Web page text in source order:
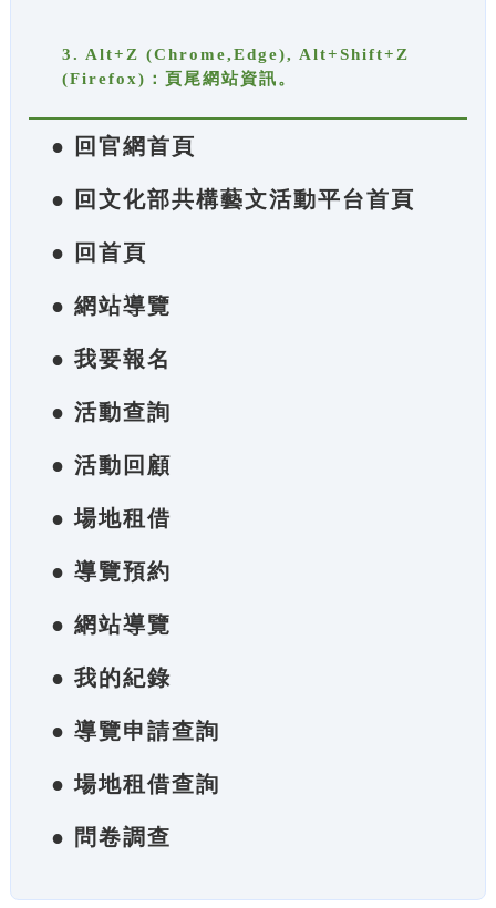
3. Alt+Z (Chrome,Edge), Alt+Shift+Z
(Firefox)：頁尾網站資訊。
● 回官網首頁
● 回文化部共構藝文活動平台首頁
● 回首頁
● 網站導覽
● 我要報名
● 活動查詢
● 活動回顧
● 場地租借
● 導覽預約
● 網站導覽
● 我的紀錄
● 導覽申請查詢
● 場地租借查詢
● 問卷調查